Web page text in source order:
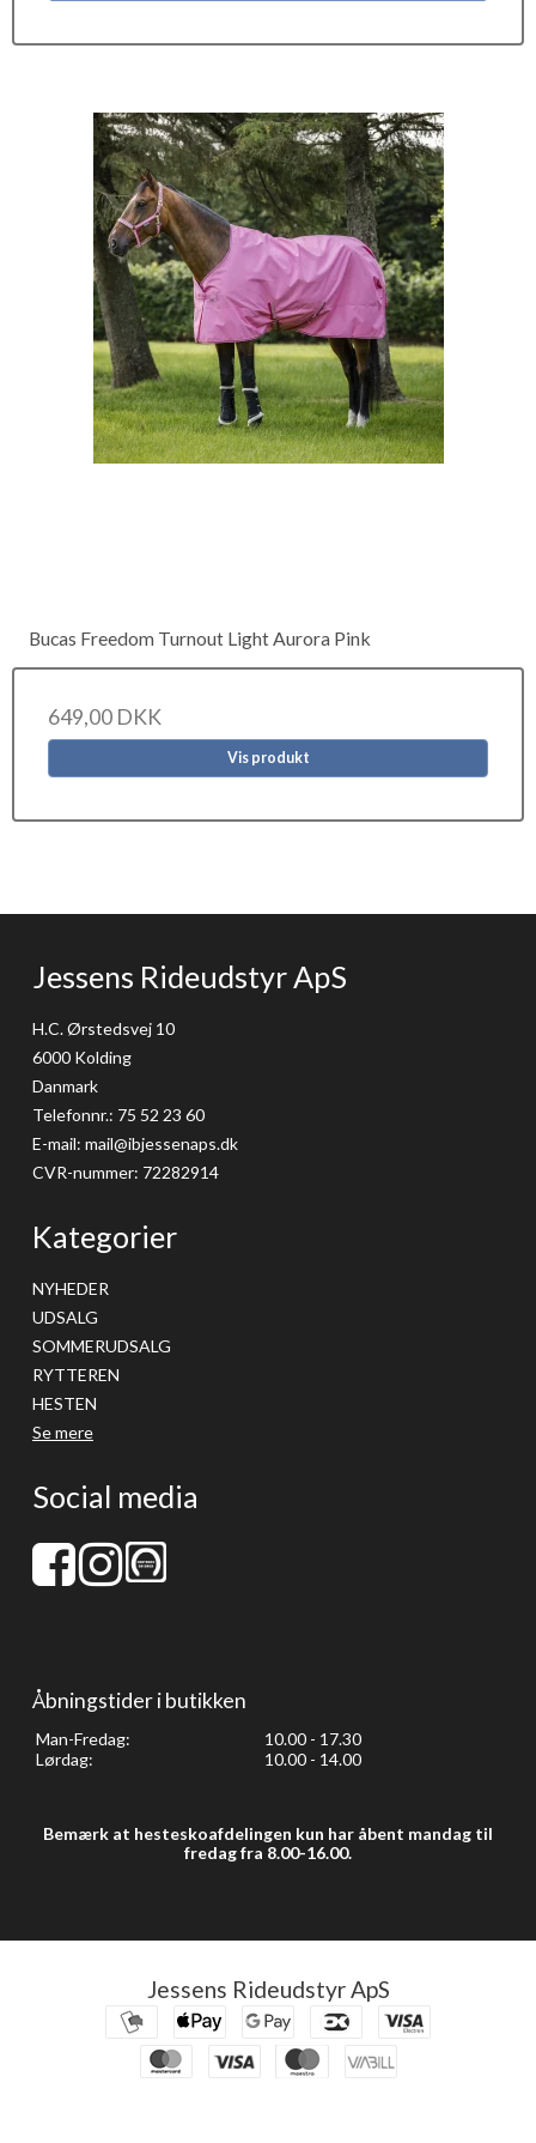
Bucas Freedom Turnout Light Aurora Pink
649,00 DKK
Vis produkt
Jessens Rideudstyr ApS
H.C. Ørstedsvej 10
6000 Kolding
Danmark
Telefonnr.: 75 52 23 60
E-mail: mail@ibjessenaps.dk
CVR-nummer: 72282914
Kategorier
NYHEDER
UDSALG
SOMMERUDSALG
RYTTEREN
HESTEN
Se mere
Social media
Åbningstider i butikken
Man-Fredag:
10.00 - 17.30
Lørdag:
10.00 - 14.00
Bemærk at hesteskoafdelingen kun har åbent mandag til
fredag fra 8.00-16.00.
Jessens Rideudstyr ApS